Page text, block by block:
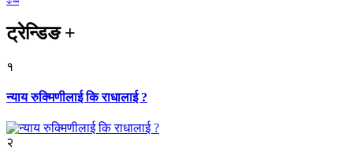
ट्रेन्डिङ+
१
न्याय रुक्मिणीलाई कि राधालाई ?
२